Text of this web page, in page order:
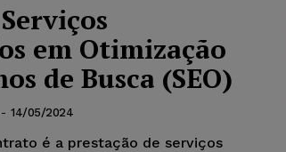
em Otimização
de Busca (SEO)
- 14/05/2024
é a prestação de serviços